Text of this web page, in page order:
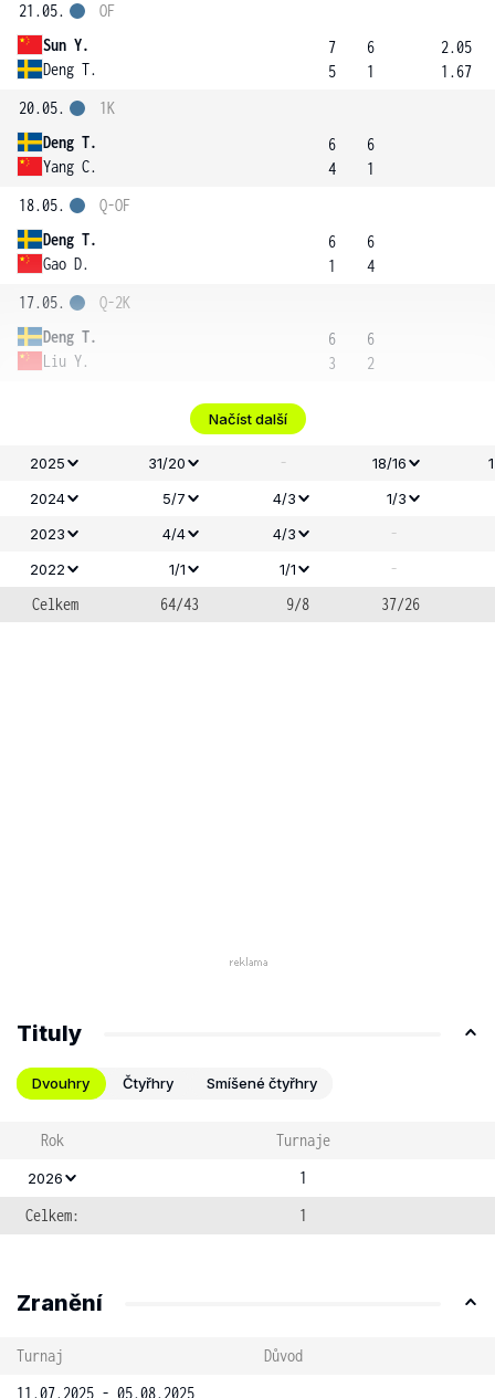
21.05.
Sun Y.
Deng T.
OF
7
5
6
1
2.05
1.67
20.05.
Deng T.
Yang C.
1K
6
4
6
1
18.05.
Deng T.
Gao D.
Q-OF
6
1
6
4
17.05.
Deng T.
Liu Y.
Q-2K
6
3
6
2
Načíst další
2025 31/20 - 18/16
2024
5/7 4/3
1/3
2023
4/4 4/3 -
2022 1/1 1/1
-
Celkem
64/43 9/8 37/26
Tituly
Dvouhry Čtyřhry Smíšené čtyřhry
Rok Turnaje
2026
1
Celkem:
1
Zranění
Turnaj
Důvod
11.07.2025 - 05.08.2025